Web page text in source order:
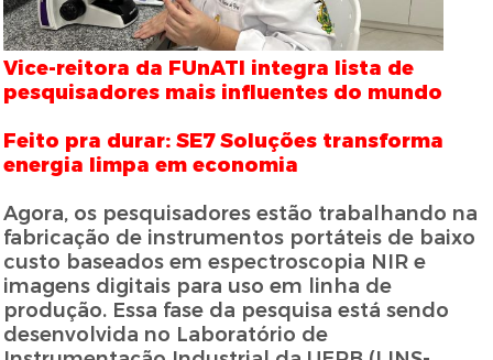
Vice-reitora da FUnATI integra lista de
pesquisadores mais influentes do mundo
Feito pra durar: SE7 Soluções transforma
energia limpa em economia
Agora, os pesquisadores estão trabalhando na
fabricação de instrumentos portáteis de baixo
custo baseados em espectroscopia NIR e
imagens digitais para uso em linha de
produção. Essa fase da pesquisa está sendo
desenvolvida no Laboratório de